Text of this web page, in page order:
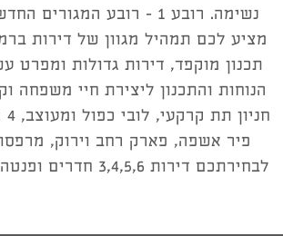
נשימה. רובע 1 – רובע
מציע לכם תמהיל מגוון של דירות
תכנון מוקפד, דירות גדולות ומפרט
הנוחות והתכנון ליצירת חיי משפחה
פיר אשפה, פארק רחב וירוק,
לבחירתכם דירות 3,4,5,6 חדרים ופנטהאוזים יוקרתיים.